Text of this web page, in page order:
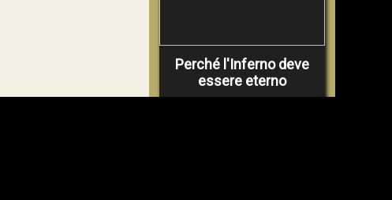
Perché l'Inferno deve
essere eterno